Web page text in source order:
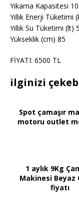
Yıkama Kapasitesi
Yıllık Enerji Tüketimi
Yıllık Su Tüketimi (lt)
Yükseklik (cm) 85
FİYATI: 6500 TL
ilginizi
Spot çamaşır
motoru outlet
1 aylık 9Kg
Makinesi Beyaz
fiyatı